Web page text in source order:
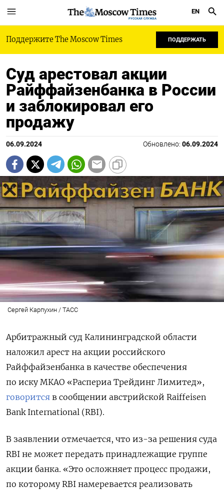
РУССКАЯ СЛУЖБА
EN
Поддержите The Moscow Times ПОДДЕРЖАТЬ
Суд арестовал акции
Райффайзенбанка в России
и заблокировал его
продажу
06.09.2024 Обновлено: 06.09.2024
Сергей Карпухин / ТАСС
Арбитражный суд Калининградской области
наложил арест на акции российского
Райффайзенбанка в качестве обеспечения
по иску МКАО «Распериа Трейдинг Лимитед»,
говорится в сообщении австрийской Raiffeisen
Bank International (RBI).
В заявлении отмечается, что из-за решения суда
RBI не может передать принадлежащие группе
акции банка. «Это осложняет процесс продажи,
по которому RBI намеревается реализовать